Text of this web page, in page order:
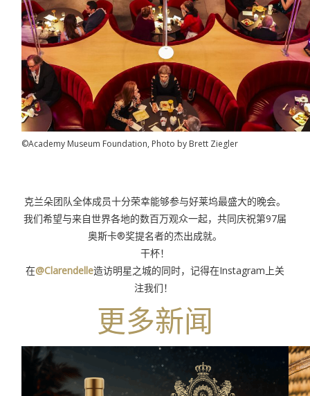
©Academy Museum Foundation, Photo by Brett Ziegler
克兰朵团队全体成员十分荣幸能够参与好莱坞最盛大的晚会。
我们希望与来自世界各地的数百万观众一起，共同庆祝第97届
奥斯卡®奖提名者的杰出成就。
干杯！
在@Clarendelle造访明星之城的同时，记得在Instagram上关
注我们！
更多新闻